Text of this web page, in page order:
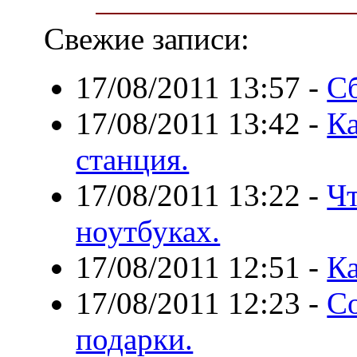
Свежие записи:
17/08/2011 13:57 -
17/08/2011 13:42 -
станция.
17/08/2011 13:22 -
ноутбуках.
17/08/2011 12:51 -
17/08/2011 12:23 -
подарки.